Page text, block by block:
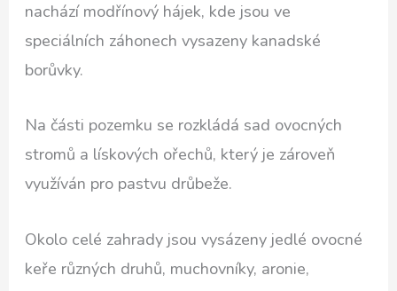
nachází modřínový hájek, kde jsou ve
speciálních záhonech vysazeny kanadské
borůvky.
Na části pozemku se rozkládá sad ovocných
stromů a lískových ořechů, který je zároveň
využíván pro pastvu drůbeže.
Okolo celé zahrady jsou vysázeny jedlé ovocné
keře různých druhů, muchovníky, aronie,